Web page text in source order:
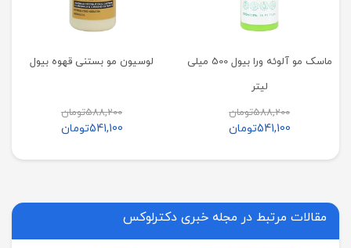
ماسک مو آلوئه ورا بیول 500 میلی
لیتر
588,200تومان
541,100تومان
لوسیون مو بستنی قهوه بیول
588,200تومان
541,100تومان
مقالات مرتبط در مجله خبری دکترلوکس